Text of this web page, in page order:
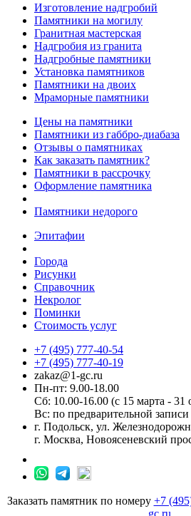
Изготовление надгробий
Памятники на могилу
Гранитная мастерская
Надгробия из гранита
Надгробные памятники
Установка памятников
Памятники на двоих
Мраморные памятники
Цены на памятники
Памятники из габбро-диабаза
Отзывы о памятниках
Как заказать памятник?
Памятники в рассрочку
Оформление памятника
Памятники недорого
Эпитафии
Города
Рисунки
Справочник
Некролог
Поминки
Стоимость услуг
+7 (495) 777-40-54
+7 (495) 777-40-19
zakaz@1-gc.ru
Пн-пт: 9.00-18.00
Сб: 10.00-16.00 (с 15 марта - 31
Вс: по предварительной записи
г. Подольск, ул.
г. Москва, Новоясеневский
Заказать памятник по номеру +7
gc.ru